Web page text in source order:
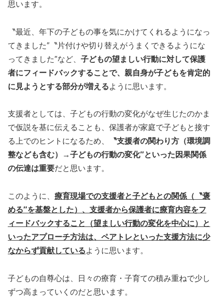
思います。
〝最近、年下の子どもの事を気にかけてくれるようになっ
てきました″〝片付けや切り替えがうまくできるようにな
ってきました″など、 子どもの望ましい行動に対して保護
者にフィードバックすることで、親自身が子どもを肯定的
に見ようとする部分が増えるように思います。
支援者としては、子どもの行動の変化がなぜ生じたのかま
で仮説を基に伝えることも、保護者が家庭で子どもと接す
る上でのヒントになるため、
〝支援者の関わり方（環境調
整なども含む）→子どもの行動の変化″といった因果関係
の伝達は重要だと思います。
このように、 療育現場での支援者と子どもとの関係（〝褒
める″を基盤とした）、支援者から保護者に療育内容をフ
ィードバックすること（望ましい行動の変化を中心に）と
いったアプローチ方法は、ペアトレといった支援方法に少
なからず貢献しているように思います。
子どもの自尊心は、日々の療育・子育ての積み重ねで少し
ずつ高まっていくのだと思います。